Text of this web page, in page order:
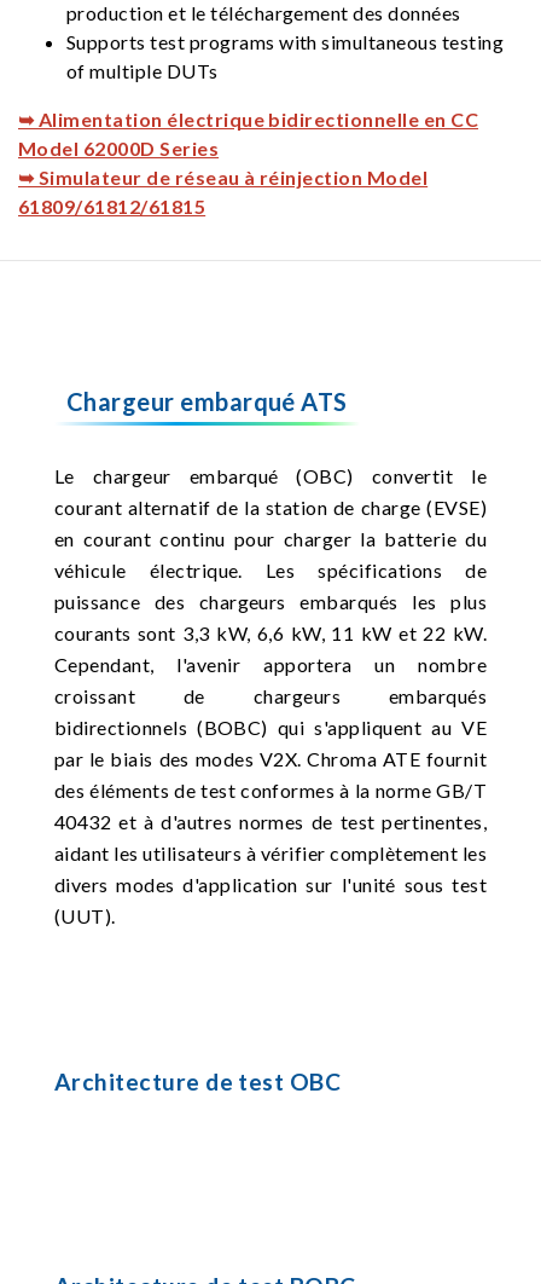
production et le téléchargement des données
Supports test programs with simultaneous testing
of multiple DUTs
➥ Alimentation électrique bidirectionnelle en CC
Model 62000D Series
➥ Simulateur de réseau à réinjection Model
61809/61812/61815
Chargeur embarqué ATS
Le chargeur embarqué (OBC) convertit le
courant alternatif de la station de charge (EVSE)
en courant continu pour charger la batterie du
véhicule électrique. Les spécifications de
puissance des chargeurs embarqués les plus
courants sont 3,3 kW, 6,6 kW, 11 kW et 22 kW.
Cependant, l'avenir apportera un nombre
croissant de chargeurs embarqués
bidirectionnels (BOBC) qui s'appliquent au VE
par le biais des modes V2X. Chroma ATE fournit
des éléments de test conformes à la norme GB/T
40432 et à d'autres normes de test pertinentes,
aidant les utilisateurs à vérifier complètement les
divers modes d'application sur l'unité sous test
(UUT).
Architecture de test OBC